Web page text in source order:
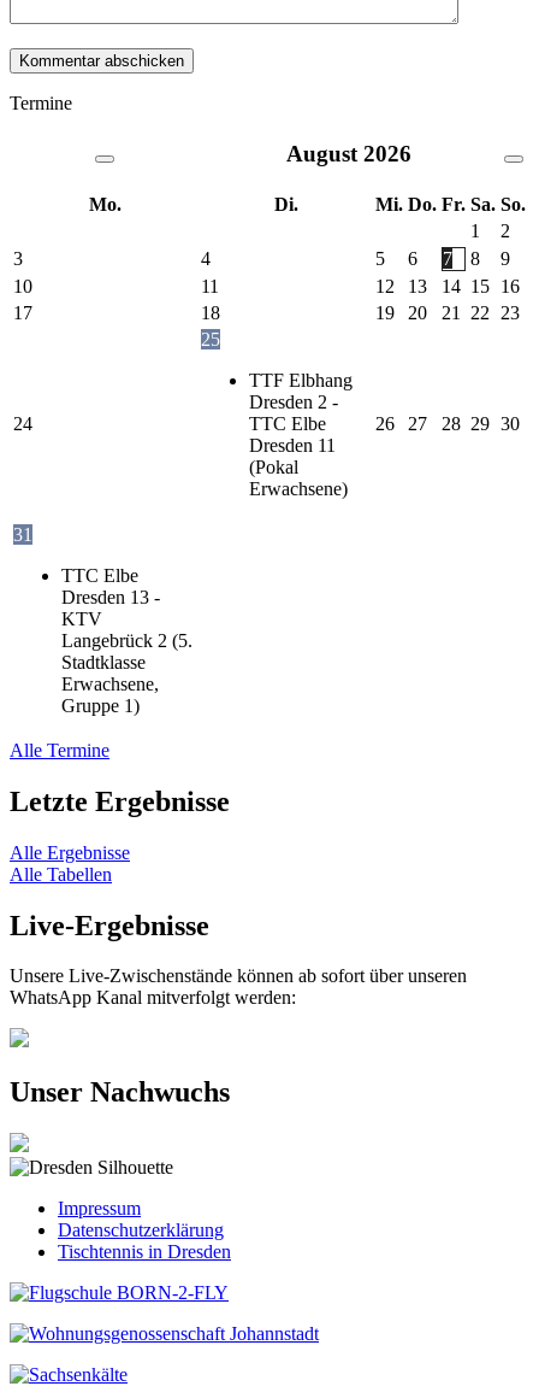
Termine
August 2026
Mo. Di. Mi. Do. Fr. Sa. So.
1
2
3
4 5 6 7 8
9
10
11 12 13 14 15 16
17
18 19 20 21 22 23
24
25
TTF Elbhang
Dresden 2 -
TTC Elbe
Dresden 11
(Pokal
Erwachsene)
26 27 28 29 30
31
TTC Elbe
Dresden 13 -
KTV
Langebrück 2 (5.
Stadtklasse
Erwachsene,
Gruppe 1)
Alle Termine
Letzte Ergebnisse
Alle Ergebnisse
Alle Tabellen
Live-Ergebnisse
Unsere Live-Zwischenstände können ab sofort über unseren
WhatsApp Kanal mitverfolgt werden:
Unser Nachwuchs
Impressum
Datenschutzerklärung
Tischtennis in Dresden